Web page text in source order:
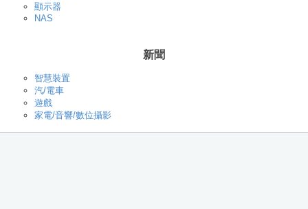
顯示器
NAS
新聞
智慧裝置
汽/電車
遊戲
家電/音響/數位攝影